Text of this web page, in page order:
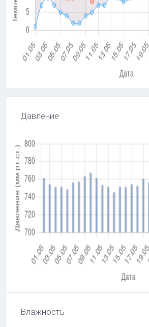
Давление
Влажность